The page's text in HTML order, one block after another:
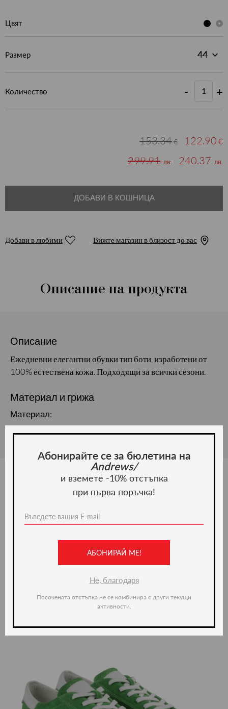
Цвят
Размер
Количество - +
153.34€ 122.90 €
299.91лв. 240.37 лв.
ДОБАВИ В КОШНИЦА
Добави в любими Вижте магазин в близост до вас
Описание на продукта
Описание
Ежедневни елегантни обувки тип боти, изработени от
100% естествена кожа. Подходящи за всички сезони.
Материал и грижа
Материал:
Ние препоръчваме
Абонирайте се за бюлетина на
Andrews/
и вземете -10% отстъпка
при първа поръчка!
АБОНИРАЙ МЕ!
Не, благодаря
Посочената отстъпка не се комбинира с други текущи
активности.